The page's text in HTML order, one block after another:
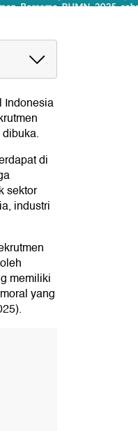
Indonesia
di
sektor
industri
memiliki
yang